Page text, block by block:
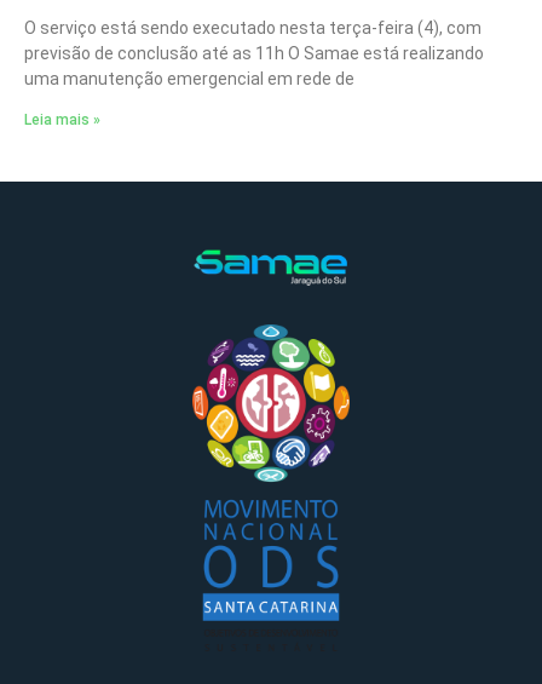
O serviço está sendo executado nesta terça-feira (4), com
previsão de conclusão até as 11h O Samae está realizando
uma manutenção emergencial em rede de
Leia mais »